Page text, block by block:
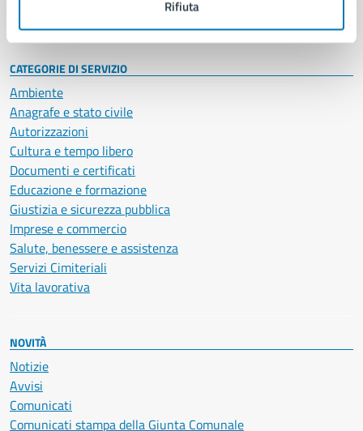
Rifiuta
Intranet, posta aziendale e protocollo
CATEGORIE DI SERVIZIO
Ambiente
Anagrafe e stato civile
Autorizzazioni
Cultura e tempo libero
Documenti e certificati
Educazione e formazione
Giustizia e sicurezza pubblica
Imprese e commercio
Salute, benessere e assistenza
Servizi Cimiteriali
Vita lavorativa
NOVITÀ
Notizie
Avvisi
Comunicati
Comunicati stampa della Giunta Comunale